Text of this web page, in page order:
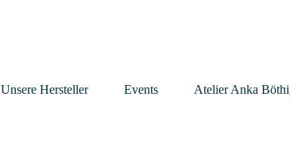
Unsere Hersteller Events Atelier Anka